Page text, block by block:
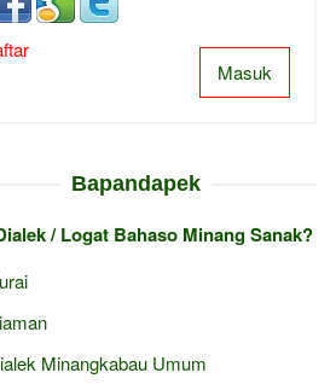
Masuk
Bapandapek
/ Logat Bahaso Minang Sanak?
Minangkabau Umum